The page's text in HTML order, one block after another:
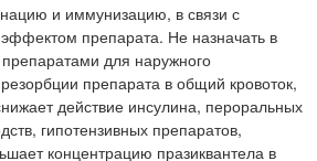
и иммунизацию, в связи с
препарата. Не назначать в
для наружного
препарата в общий кровоток,
действие инсулина, пероральных
гипотензивных препаратов,
концентрацию празиквантела в